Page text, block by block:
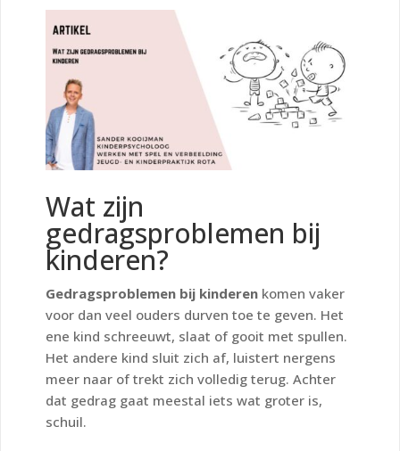
Wat zijn
gedragsproblemen bij
kinderen?
Gedragsproblemen bij kinderen komen vaker
voor dan veel ouders durven toe te geven. Het
ene kind schreeuwt, slaat of gooit met spullen.
Het andere kind sluit zich af, luistert nergens
meer naar of trekt zich volledig terug. Achter
dat gedrag gaat meestal iets wat groter is,
schuil.